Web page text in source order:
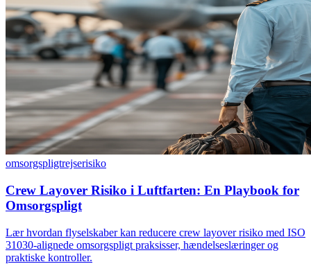
omsorgspligtrejserisiko
Crew Layover Risiko i Luftfarten: En Playbook for
Omsorgspligt
Lær hvordan flyselskaber kan reducere crew layover risiko med ISO
31030-alignede omsorgspligt praksisser, hændelseslæringer og
praktiske kontroller.